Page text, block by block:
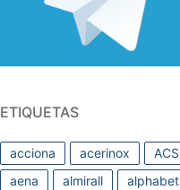
ETIQUETAS
acciona acerinox
ACS
aena
almirall
alphabet